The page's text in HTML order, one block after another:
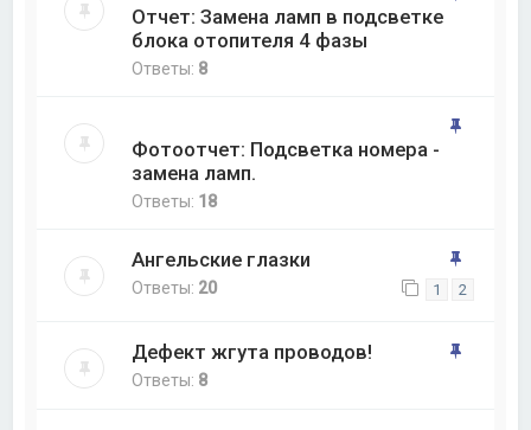
Отчет: Замена ламп в подсветке
блока отопителя 4 фазы
Ответы: 8
Фотоотчет: Подсветка номера -
замена ламп.
Ответы: 18
Ангельские глазки
Ответы: 20 1 2
Дефект жгута проводов!
Ответы: 8